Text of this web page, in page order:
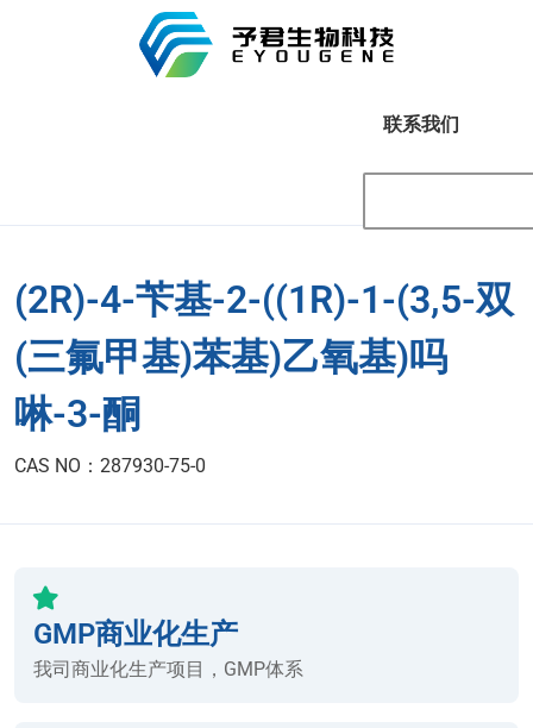
联系我们
(2R)-4-苄基-2-((1R)-1-(3,5-双
(三氟甲基)苯基)乙氧基)吗
啉-3-酮
CAS NO：287930-75-0
GMP商业化生产
我司商业化生产项目，GMP体系